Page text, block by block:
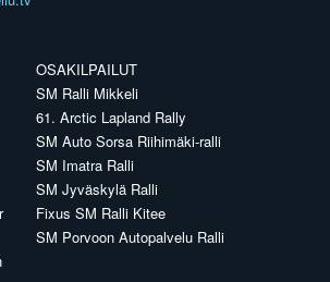
OSAKILPAILUT
SM Ralli Mikkeli
61. Arctic Lapland Rally
SM Auto Sorsa Riihimäki-ralli
SM Imatra Ralli
SM Jyväskylä Ralli
Fixus SM Ralli Kitee
SM Porvoon Autopalvelu Ralli